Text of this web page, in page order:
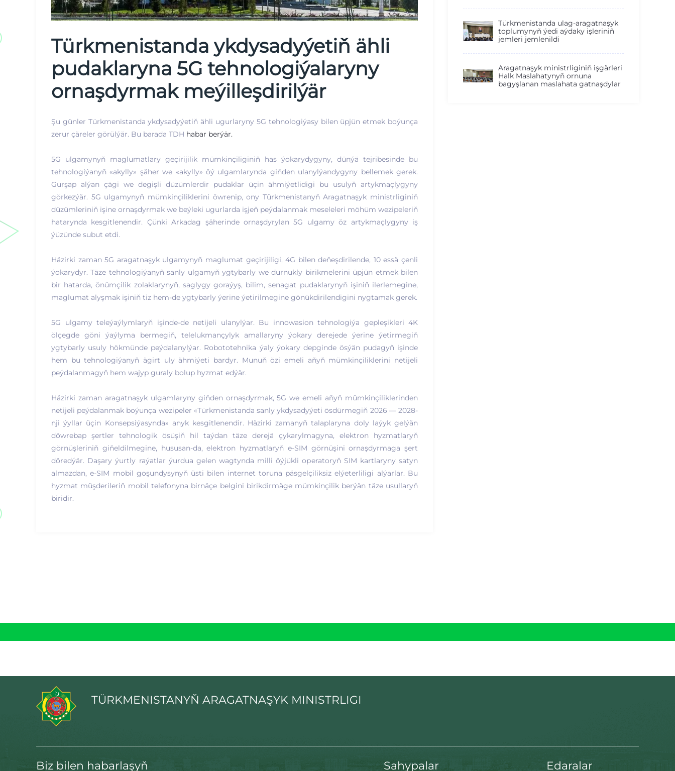
Türkmenistanda ykdysadyýetiň ähli
pudaklaryna 5G tehnologiýalaryny
ornaşdyrmak meýilleşdirilýär
Şu günler Türkmenistanda ykdysadyýetiň ähli ugurlaryny 5G tehnologiýasy bilen üpjün etmek boýunça
zerur çäreler görülýär. Bu barada TDH habar berýär.
5G ulgamynyň maglumatlary geçirijilik mümkinçiliginiň has ýokarydygyny, dünýä tejribesinde bu
tehnologiýanyň «akylly» şäher we «akylly» öý ulgamlarynda giňden ulanylýandygyny bellemek gerek.
Gurşap alýan çägi we degişli düzümlerdir pudaklar üçin ähmiýetlidigi bu usulyň artykmaçlygyny
görkezýär. 5G ulgamynyň mümkinçiliklerini öwrenip, ony Türkmenistanyň Aragatnaşyk ministrliginiň
düzümleriniň işine ornaşdyrmak we beýleki ugurlarda işjeň peýdalanmak meseleleri möhüm wezipeleriň
hatarynda kesgitlenendir. Çünki Arkadag şäherinde ornaşdyrylan 5G ulgamy öz artykmaçlygyny iş
ýüzünde subut etdi.
Häzirki zaman 5G aragatnaşyk ulgamynyň maglumat geçirijiligi, 4G bilen deňeşdirilende, 10 essä çenli
ýokarydyr. Täze tehnologiýanyň sanly ulgamyň ygtybarly we durnukly birikmelerini üpjün etmek bilen
bir hatarda, önümçilik zolaklarynyň, saglygy goraýyş, bilim, senagat pudaklarynyň işiniň ilerlemegine,
maglumat alyşmak işiniň tiz hem-de ygtybarly ýerine ýetirilmegine gönükdirilendigini nygtamak gerek.
5G ulgamy teleýaýlymlaryň işinde-de netijeli ulanylýar. Bu innowasion tehnologiýa gepleşikleri 4K
ölçegde göni ýaýlyma bermegiň, telelukmançylyk amallaryny ýokary derejede ýerine ýetirmegiň
ygtybarly usuly hökmünde peýdalanylýar. Robototehnika ýaly ýokary depginde ösýän pudagyň işinde
hem bu tehnologiýanyň ägirt uly ähmiýeti bardyr. Munuň özi emeli aňyň mümkinçiliklerini netijeli
peýdalanmagyň hem wajyp guraly bolup hyzmat edýär.
Häzirki zaman aragatnaşyk ulgamlaryny giňden ornaşdyrmak, 5G we emeli aňyň mümkinçiliklerinden
netijeli peýdalanmak boýunça wezipeler «Türkmenistanda sanly ykdysadyýeti ösdürmegiň 2026 — 2028-
nji ýyllar üçin Konsepsiýasynda» anyk kesgitlenendir. Häzirki zamanyň talaplaryna doly laýyk gelýän
döwrebap şertler tehnologik ösüşiň hil taýdan täze derejä çykarylmagyna, elektron hyzmatlaryň
görnüşleriniň giňeldilmegine, hususan-da, elektron hyzmatlaryň e-SIM görnüşini ornaşdyrmaga şert
döredýär. Daşary ýurtly raýatlar ýurdua gelen wagtynda milli öýjükli operatoryň SIM kartlaryny satyn
almazdan, e-SIM mobil goşundysynyň üsti bilen internet toruna päsgelçiliksiz elýeterliligi alýarlar. Bu
hyzmat müşderileriň mobil telefonyna birnäçe belgini birikdirmäge mümkinçilik berýän täze usullaryň
biridir.
Türkmenistanda ulag-aragatnaşyk
toplumynyň ýedi aýdaky işleriniň
jemleri jemlenildi
Aragatnaşyk ministrliginiň işgärleri
Halk Maslahatynyň ornuna
bagyşlanan maslahata gatnaşdylar
TÜRKMENISTANYŇ ARAGATNAŞYK MINISTRLIGI
Biz bilen habarlaşyň Sahypalar Edaralar